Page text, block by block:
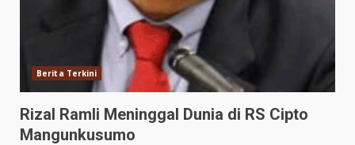
Berita Terkini
Rizal Ramli Meninggal Dunia di RS Cipto
Mangunkusumo